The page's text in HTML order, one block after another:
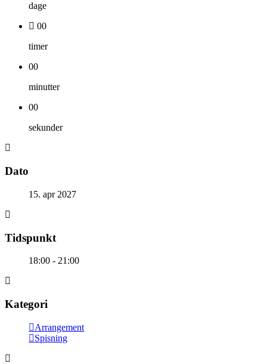
dage
00
timer
00
minutter
00
sekunder
Dato
15. apr 2027
Tidspunkt
18:00 - 21:00
Kategori
Arrangement
Spisning